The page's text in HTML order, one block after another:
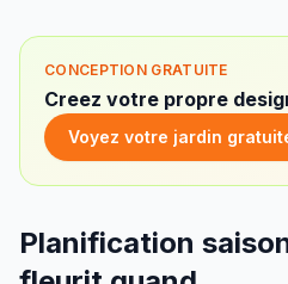
CONCEPTION GRATUITE
Creez votre propre
Voyez votre jardin
Planification